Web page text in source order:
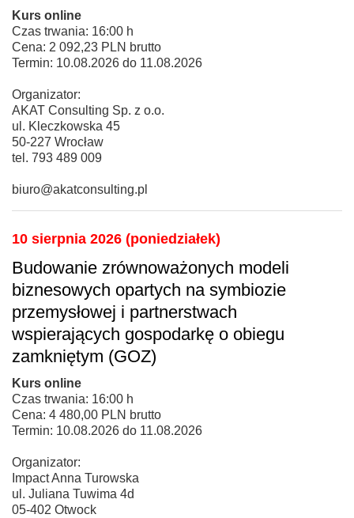
Kurs online
Czas trwania: 16:00 h
Cena: 2 092,23 PLN brutto
Termin: 10.08.2026 do 11.08.2026
Organizator:
AKAT Consulting Sp. z o.o.
ul. Kleczkowska 45
50-227 Wrocław
tel. 793 489 009
biuro@akatconsulting.pl
10 sierpnia 2026 (poniedziałek)
Budowanie zrównoważonych modeli
biznesowych opartych na symbiozie
przemysłowej i partnerstwach
wspierających gospodarkę o obiegu
zamkniętym (GOZ)
Kurs online
Czas trwania: 16:00 h
Cena: 4 480,00 PLN brutto
Termin: 10.08.2026 do 11.08.2026
Organizator:
Impact Anna Turowska
ul. Juliana Tuwima 4d
05-402 Otwock